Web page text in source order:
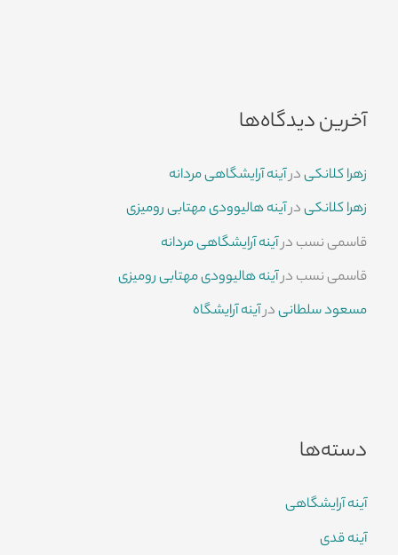
آخرین دیدگاه‌ها
زهرا کلانکیدرآینه آرایشگاهی مردانه
زهرا کلانکیدرآینه هالیوودی مهتابی رومیزی
قاسمی نسبدرآینه آرایشگاهی مردانه
قاسمی نسبدرآینه هالیوودی مهتابی رومیزی
مسعود سلطانیدرآینه آرایشگاه
دسته‌ها
آینه آرایشگاهی
آینه قدی